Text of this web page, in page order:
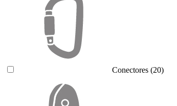
Conectores (20)